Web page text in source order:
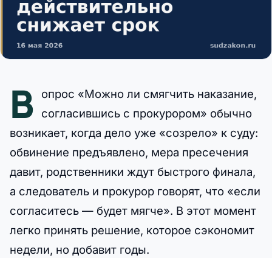
В
опрос «Можно ли смягчить наказание,
согласившись с прокурором» обычно
возникает, когда дело уже «созрело» к суду:
обвинение предъявлено, мера пресечения
давит, родственники ждут быстрого финала,
а следователь и прокурор говорят, что «если
согласитесь — будет мягче». В этот момент
легко принять решение, которое сэкономит
недели, но добавит годы.